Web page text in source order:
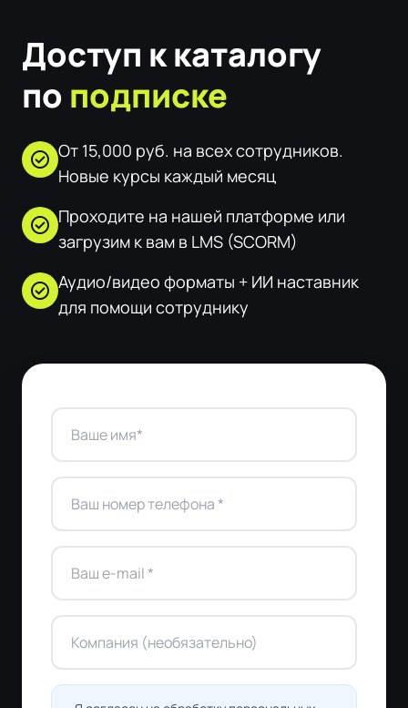
Доступ к каталогу
по подписке
check_circle От 15,000 руб. на всех сотрудников.
Новые курсы каждый месяц
check_circle Проходите на нашей платформе или
загрузим к вам в LMS (SCORM)
check_circle Аудио/видео форматы + ИИ наставник
для помощи сотруднику